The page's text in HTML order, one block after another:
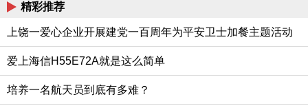
精彩推荐
上饶一爱心企业开展建党一百周年为平安卫士加餐主题活动
爱上海信H55E72A就是这么简单
培养一名航天员到底有多难？